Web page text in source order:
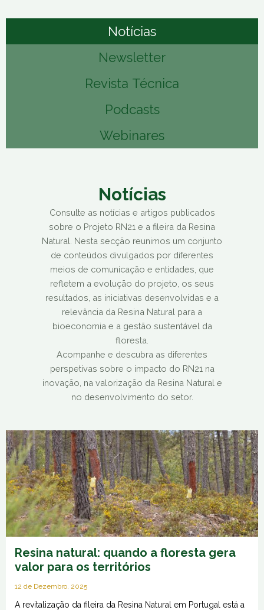
Notícias
Newsletter
Revista Técnica
Podcasts
Webinares
Notícias
Consulte as notícias e artigos publicados
sobre o Projeto RN21 e a fileira da Resina
Natural. Nesta secção reunimos um conjunto
de conteúdos divulgados por diferentes
meios de comunicação e entidades, que
refletem a evolução do projeto, os seus
resultados, as iniciativas desenvolvidas e a
relevância da Resina Natural para a
bioeconomia e a gestão sustentável da
floresta.
Acompanhe e descubra as diferentes
perspetivas sobre o impacto do RN21 na
inovação, na valorização da Resina Natural e
no desenvolvimento do setor.
Resina Natural, a matéria-prima que
nasce no pinhal
14 de Novembro, 2025
A Resina Natural, um recurso natural sustentável proveniente